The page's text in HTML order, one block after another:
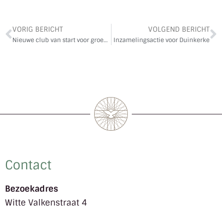
VORIG BERICHT
Nieuwe club van start voor groep 3 en 4!
VOLGEND BERICHT
Inzamelingsactie voor Duinkerke
Contact
Bezoekadres
Witte Valkenstraat 4